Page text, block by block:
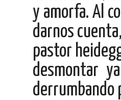
y amorfa. Al
darnos
pastor
desmontar
derrumbando